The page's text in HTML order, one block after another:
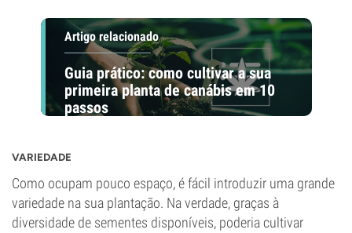
Artigo relacionado
Guia prático: como cultivar a sua
primeira planta de canábis em 10
passos
VARIEDADE
Como ocupam pouco espaço, é fácil introduzir uma grande
variedade na sua plantação. Na verdade, graças à
diversidade de sementes disponíveis, poderia cultivar